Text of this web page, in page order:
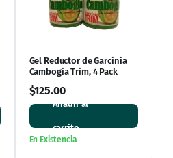
Gel Reductor de Garcinia
Cambogia Trim, 4 Pack
$125.00
Añadir al
carrito
En Existencia